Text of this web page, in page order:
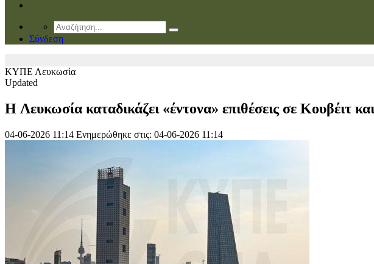
Σύνδεση
ΚΥΠΕ Λευκωσία
Updated
H Λευκωσία καταδικάζει «έντονα» επιθέσεις σε Κουβέιτ
04-06-2026 11:14 Ενημερώθηκε στις: 04-06-2026 11:14